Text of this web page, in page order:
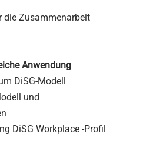
die Zusammenarbeit
Anwendung
DiSG-Modell
und
DiSG Workplace -Profil